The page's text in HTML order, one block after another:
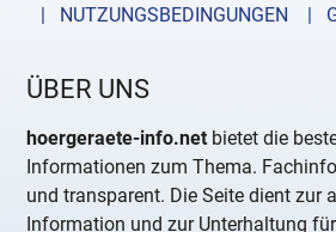
| NUTZUNGSBEDINGUNGEN
|
ÜBER UNS
hoergeraete-info.net bietet die
Informationen zum Thema.
und transparent. Die Seite dient zur
Information und zur Unterhaltung